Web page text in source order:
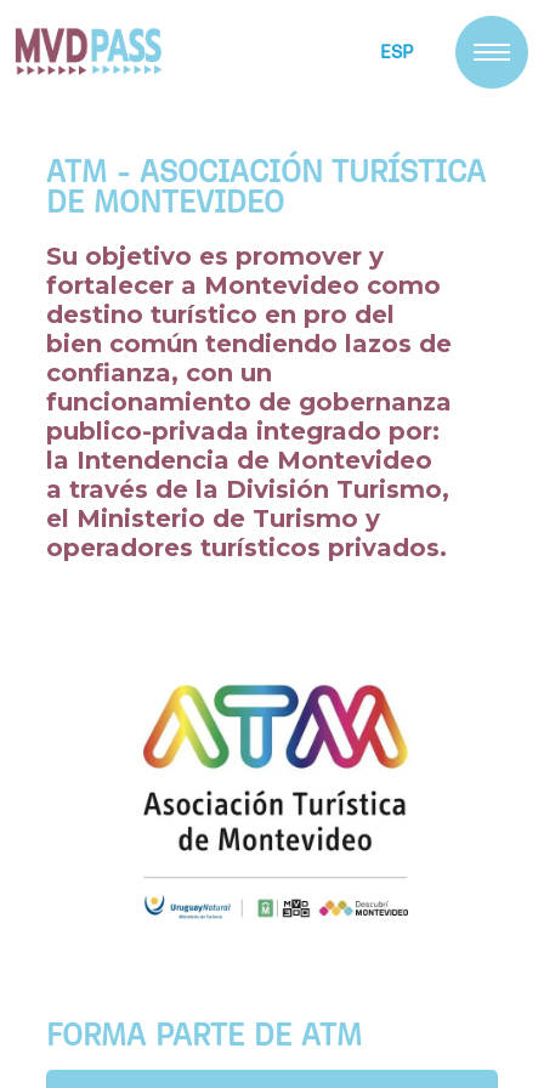
ESP
ATM - ASOCIACIÓN TURÍSTICA
DE MONTEVIDEO
Su objetivo es promover y
fortalecer a Montevideo como
destino turístico en pro del
bien común tendiendo lazos de
confianza, con un
funcionamiento de gobernanza
publico-privada integrado por:
la Intendencia de Montevideo
a través de la División Turismo,
el Ministerio de Turismo y
operadores turísticos privados.
FORMA PARTE DE ATM